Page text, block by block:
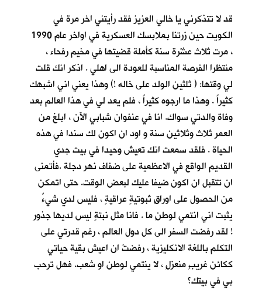
قد لا تتذكرني يا خالي العزيز فقد رأيتني اخر مرة في
الكويت حين زرتنا بملابسك العسكرية في اواخر عام 1990
، مرت ثلاث عشْرة سنة كأملة قضيتها في مخيم رفحاء ،
منتظرا الفرصة المناسبة للعودة الى اهلي . اذكر انك قلت
لي وقتها: ( ثلثين الولد على خاله !) وهذا يعني اني اشبهك
كثيراً . وهذا ما ارجوه كثيراً ، فلم يعد لي في هذا العالم بعد
وفاة والدتي سواك. انا في عنفوان شبابي الآن ، ابلغ من
العمر ثلاث وثلاثين سنة و اود ان اكون لك سندا في هذه
الحياة . فلقد سمعت انك تعيش وحيدا في بيت جدي
القديم الواقع في الاعظمية على ضفاف نهر دجلة .فأتمنى
ان تتقبل ان اكون ضيفا عليك لبعض الوقت. حتى اتمكن
من الحصول على اوراقٍ ثبوتيةٍ عراقيةٍ ، فليس لدي شيءٌ
يثبت اني انتمي لوطنٍ ما . فانا مثل نبتةٍ ليس لديها جذور
! لقد رفضت السفر الى كل دول العالم ، رغم قدرتي على
التكلم باللغة الانكليزية ، رفضتُ ان اعيش بقية حياتي
ككائن غريبٍ منعزلٍ ، لا ينتمي لوطن او شعب. فهل ترحب
بي في بيتك؟